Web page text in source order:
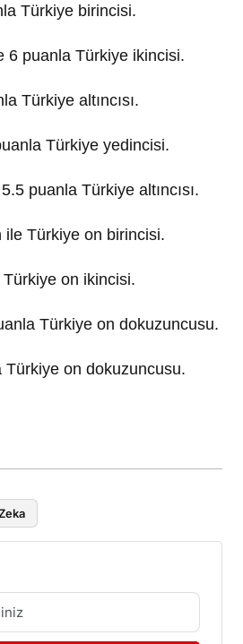
Türkiye birincisi.
6 puanla Türkiye ikincisi.
Türkiye altıncısı.
Türkiye yedincisi.
puanla Türkiye altıncısı.
ile Türkiye on birincisi.
on ikincisi.
Türkiye on dokuzuncusu.
Türkiye on dokuzuncusu.